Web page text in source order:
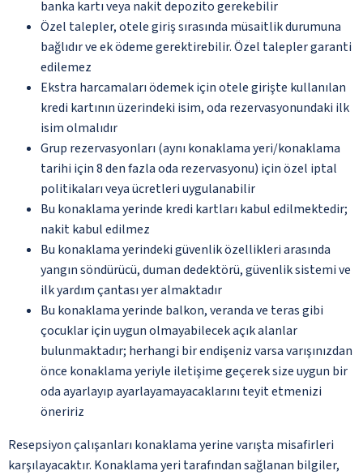
banka kartı veya nakit depozito gerekebilir
Özel talepler, otele giriş sırasında müsaitlik durumuna
bağlıdır ve ek ödeme gerektirebilir. Özel talepler garanti
edilemez
Ekstra harcamaları ödemek için otele girişte kullanılan
kredi kartının üzerindeki isim, oda rezervasyonundaki ilk
isim olmalıdır
Grup rezervasyonları (aynı konaklama yeri/konaklama
tarihi için 8 den fazla oda rezervasyonu) için özel iptal
politikaları veya ücretleri uygulanabilir
Bu konaklama yerinde kredi kartları kabul edilmektedir;
nakit kabul edilmez
Bu konaklama yerindeki güvenlik özellikleri arasında
yangın söndürücü, duman dedektörü, güvenlik sistemi ve
ilk yardım çantası yer almaktadır
Bu konaklama yerinde balkon, veranda ve teras gibi
çocuklar için uygun olmayabilecek açık alanlar
bulunmaktadır; herhangi bir endişeniz varsa varışınızdan
önce konaklama yeriyle iletişime geçerek size uygun bir
oda ayarlayıp ayarlayamayacaklarını teyit etmenizi
öneririz
Resepsiyon çalışanları konaklama yerine varışta misafirleri
karşılayacaktır. Konaklama yeri tarafından sağlanan bilgiler,